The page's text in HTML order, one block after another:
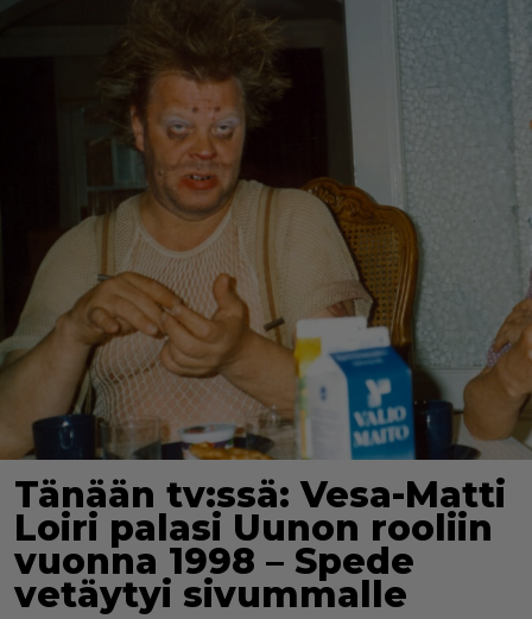
Tänään tv:ssä: Vesa-Matti
Loiri palasi Uunon rooliin
vuonna 1998 – Spede
vetäytyi sivummalle